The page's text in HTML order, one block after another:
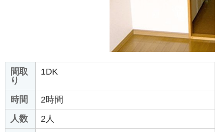
間取
り
1DK
時間
2時間
人数
2人